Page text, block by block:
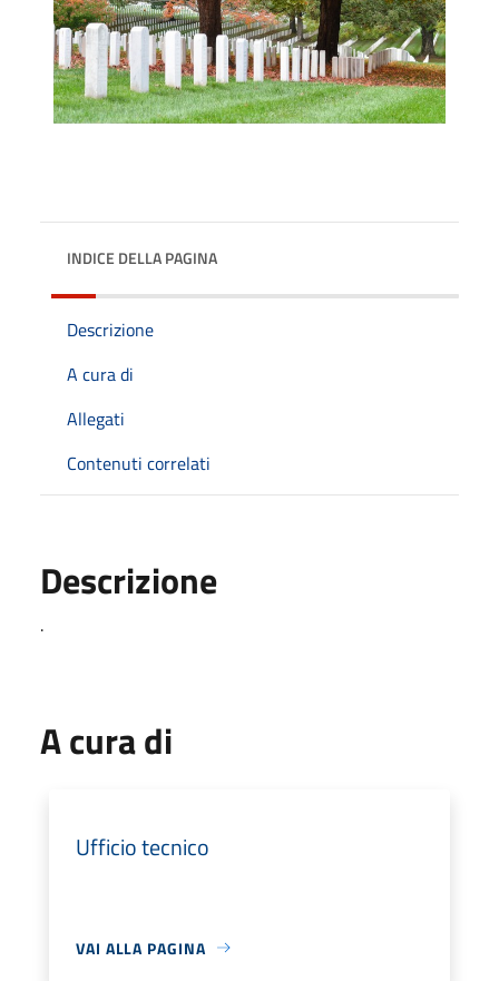
INDICE DELLA PAGINA
Descrizione
A cura di
Allegati
Contenuti correlati
Descrizione
.
A cura di
Ufficio tecnico
VAI ALLA PAGINA